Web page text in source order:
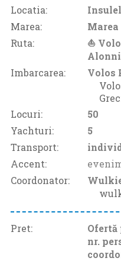
Locatia:
Marea:
Marea
Ruta:
⛵
Imbarcarea:
Volos
Locuri:
50
Yachturi:
5
Transport:
Accent:
Coordonator:
Pret:
nr.